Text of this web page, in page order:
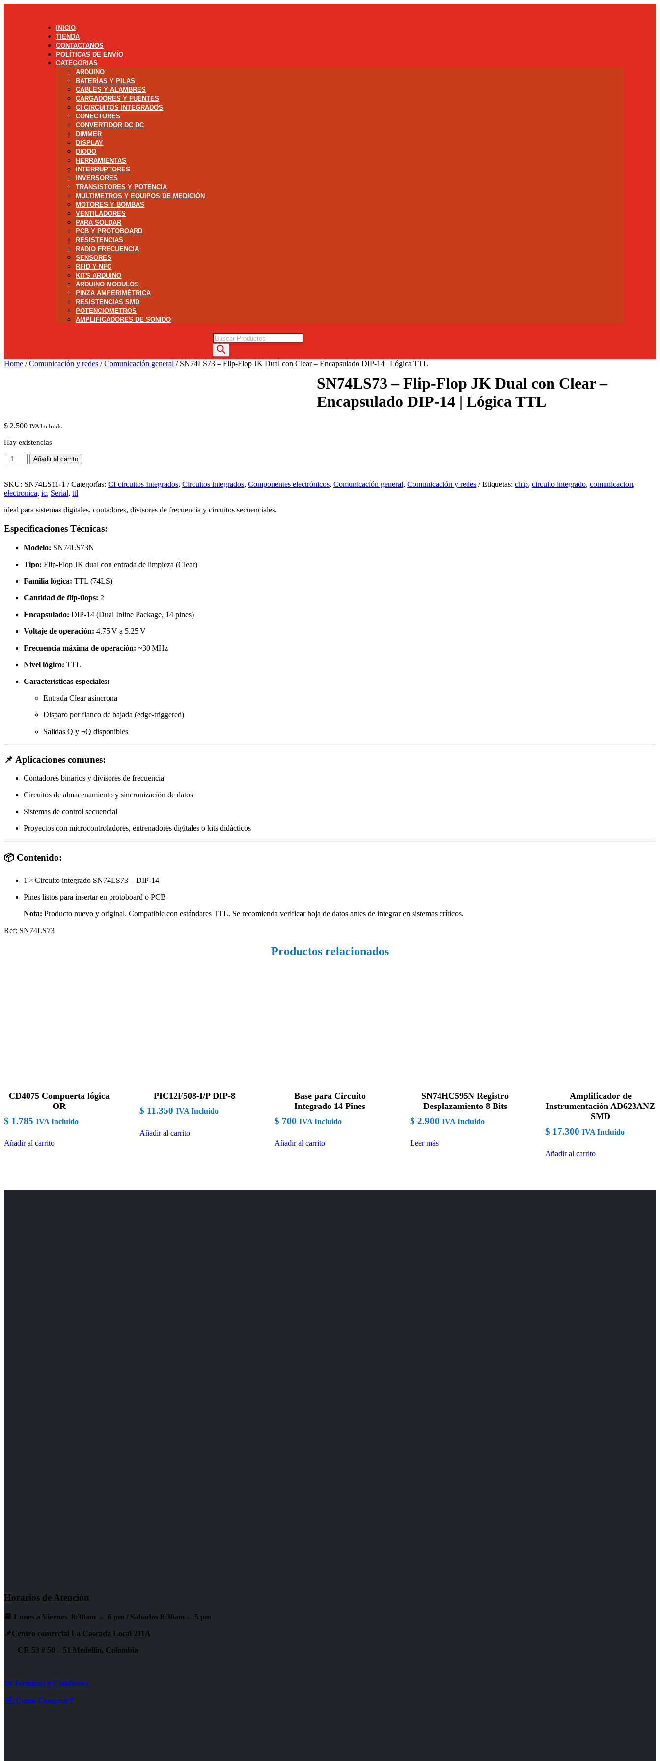
INICIO
TIENDA
CONTACTANOS
POLÍTICAS DE ENVÍO
CATEGORIAS
ARDUINO
BATERÍAS Y PILAS
CABLES Y ALAMBRES
CARGADORES Y FUENTES
CI CIRCUITOS INTEGRADOS
CONECTORES
CONVERTIDOR DC DC
DIMMER
DISPLAY
DIODO
HERRAMIENTAS
INTERRUPTORES
INVERSORES
TRANSISTORES Y POTENCIA
MULTIMETROS Y EQUIPOS DE MEDICIÓN
MOTORES Y BOMBAS
VENTILADORES
PARA SOLDAR
PCB Y PROTOBOARD
RESISTENCIAS
RADIO FRECUENCIA
SENSORES
RFID Y NFC
KITS ARDUINO
ARDUINO MODULOS
PINZA AMPERIMÉTRICA
RESISTENCIAS SMD
POTENCIOMETROS
AMPLIFICADORES DE SONIDO
Búsqueda
de
productos
Home /Comunicación y redes /Comunicación general / SN74LS73 – Flip-Flop JK Dual con Clear – Encapsulado DIP-14 | Lógica TTL
SN74LS73 – Flip-Flop JK Dual con Clear –
Encapsulado DIP-14 | Lógica TTL
$ 2.500 IVA Incluido
Hay existencias
SN74LS73
–
Flop
JK
con
–
DIP-
TTL
Añadir al carrito
SKU: SN74LS11-1 Categorías: CI circuitos Integrados, Circuitos integrados, Componentes electrónicos, Comunicación general, Comunicación y redes Etiquetas: chip, circuito integrado, comunicacion,
electronica, ic, Serial, ttl
ideal para sistemas digitales, contadores, divisores de frecuencia y circuitos secuenciales.
Especificaciones Técnicas:
Modelo: SN74LS73N
Tipo: Flip-Flop JK dual con entrada de limpieza (Clear)
Familia lógica: TTL (74LS)
Cantidad de flip-flops: 2
Encapsulado: DIP-14 (Dual Inline Package, 14 pines)
Voltaje de operación: 4.75 V a 5.25 V
Frecuencia máxima de operación: ~30 MHz
Nivel lógico: TTL
Características especiales:
Entrada Clear asíncrona
Disparo por flanco de bajada (edge-triggered)
Salidas Q y ¬Q disponibles
📌 Aplicaciones comunes:
Contadores binarios y divisores de frecuencia
Circuitos de almacenamiento y sincronización de datos
Sistemas de control secuencial
Proyectos con microcontroladores, entrenadores digitales o kits didácticos
📦 Contenido:
1 × Circuito integrado SN74LS73 – DIP-14
Pines listos para insertar en protoboard o PCB
Nota: Producto nuevo y original. Compatible con estándares TTL. Se recomienda verificar hoja de datos antes de integrar en sistemas críticos.
Ref: SN74LS73
Productos relacionados
CD4075 Compuerta lógica
OR
$ 1.785 IVA Incluido
Añadir al carrito
PIC12F508-I/P DIP-8
$ 11.350 IVA Incluido
Añadir al carrito
Base para Circuito
Integrado 14 Pines
$ 700 IVA Incluido
Añadir al carrito
SN74HC595N Registro
Desplazamiento 8 Bits
$ 2.900 IVA Incluido
Leer más
Amplificador de
Instrumentación AD623ANZ
SMD
$ 17.300 IVA Incluido
Añadir al carrito
Horarios de Atención
📆 Lunes a Viernes 8:30am – 6 pm / Sabados 8:30am – 5 pm
📌Centro comercial La Cascada Local 211A
CR 53 # 50 – 51 Medellin, Colombia
📜 Terminos y Condiones
🛒¿Como Comprar?